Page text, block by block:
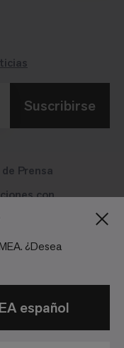
¿Desea
español
Prensa
con
de redes
Suscribirse